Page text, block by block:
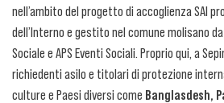
nell’ambito del progetto di accoglienza SAI
dell’Interno e gestito nel comune molisano
Sociale e APS Eventi Sociali. Proprio qui, a
richiedenti asilo e titolari di protezione
culture e Paesi diversi come Banglasdesh,